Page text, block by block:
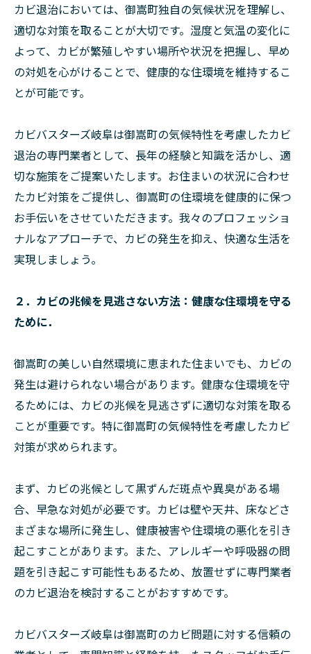
カビ退治においては、御嵩町独自の気候状況を理解し、
適切な対策を取ることが大切です。湿度と気温の変化に
よって、カビが繁殖しやすい場所や状況を把握し、早め
の対処を心がけることで、健康的な住環境を維持するこ
とが可能です。
カビバスターズ岐阜は御嵩町の気候特性を考慮したカビ
退治の専門業者として、長年の経験と知識を活かし、適
切な施策をご提案いたします。お住まいの状況に合わせ
たカビ対策をご提供し、御嵩町の住環境を健康的に保つ
お手伝いをさせていただきます。我々のプロフェッショ
ナルなアプローチで、カビの発生を抑え、快適な生活を
実現しましょう。
２．カビの兆候を見逃さない方法：健康な住環境を守る
ために．
御嵩町の美しい自然環境に恵まれた住まいでも、カビの
発生は避けられない場合があります。健康な住環境を守
るためには、カビの兆候を見逃さずに適切な対策を取る
ことが重要です。特に御嵩町の気候特性を考慮したカビ
対策が求められます。
まず、カビの兆候として黒ずんだ斑点や異臭がある場
合、早急な対処が必要です。カビは壁や天井、床などさ
まざまな場所に発生し、健康被害や住環境の悪化を引き
起こすことがあります。また、アレルギーや呼吸器の問
題を引き起こす可能性もあるため、放置せずに専門業者
のカビ退治を検討することがおすすめです。
カビバスターズ岐阜は御嵩町のカビ問題に対する信頼の